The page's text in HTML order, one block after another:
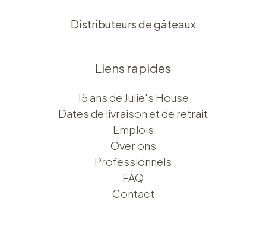
Distributeurs de gâteaux
Liens rapides
15 ans de Julie's House
Dates de livraison et de retrait
Emplois
Over ons​​
Professionnels
FAQ
Contact